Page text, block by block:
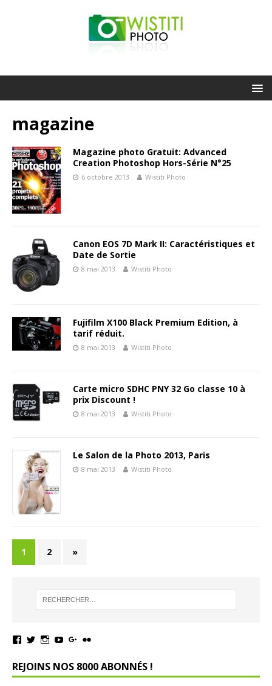
magazine
Magazine photo Gratuit: Advanced
Creation Photoshop Hors-Série N°25
6 octobre 2013 Wistiti Photo
Canon EOS 7D Mark II: Caractéristiques et
Date de Sortie
8 mai 2013 Wistiti Photo
Fujifilm X100 Black Premium Edition, à
tarif réduit.
8 mai 2013 Wistiti Photo
Carte micro SDHC PNY 32 Go classe 10 à
prix Discount !
8 mai 2013 Wistiti Photo
Le Salon de la Photo 2013, Paris
8 mai 2013 Wistiti Photo
1 2 »
REJOINS NOS 8000 ABONNÉS !